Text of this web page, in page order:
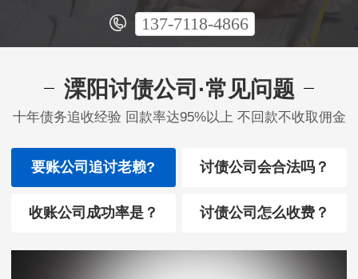
137-7118-4866
溧阳讨债公司·常见问题
十年债务追收经验 回款率达95%以上 不回款不收取佣金
要账公司追讨老赖? 讨债公司会合法吗？
收账公司成功率是？ 讨债公司怎么收费？